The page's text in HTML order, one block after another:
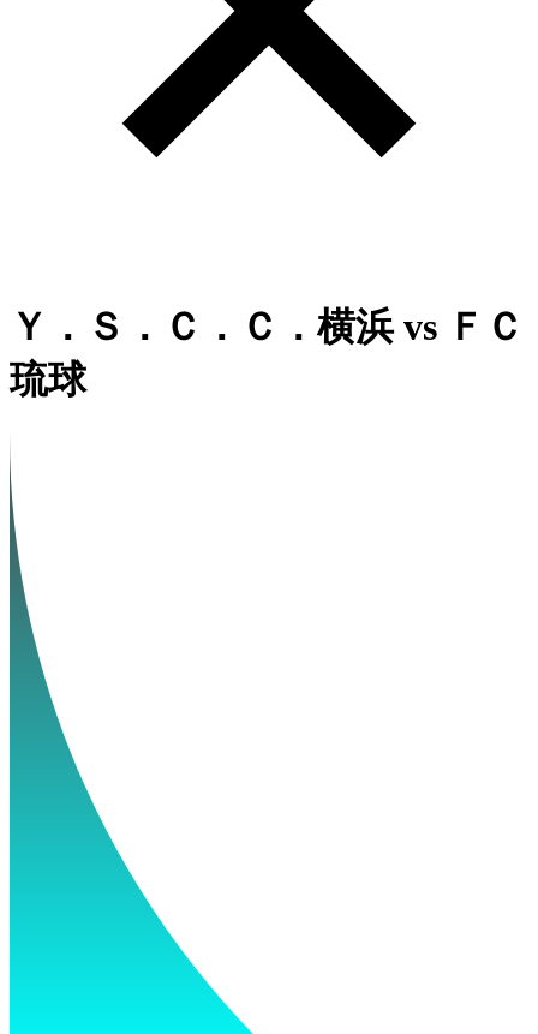
Ｙ．Ｓ．Ｃ．Ｃ．横浜vs ＦＣ
琉球